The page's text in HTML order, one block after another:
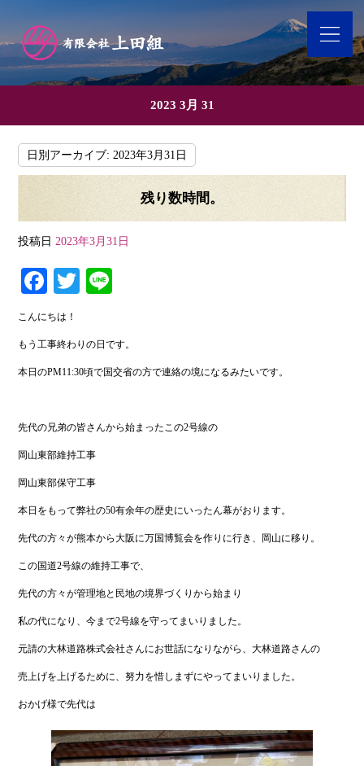
2023 3月 31
日別アーカイブ:2023年3月31日
残り数時間。
投稿日 2023年3月31日
Fa
ce
bo
ok
T
tte
r
こんにちは！
もう工事終わりの日です。
本日のPM11:30頃で国交省の方で連絡の境になるみたいです。
先代の兄弟の皆さんから始まったこの2号線の
岡山東部維持工事
岡山東部保守工事
本日をもって弊社の50有余年の歴史にいったん幕がおります。
先代の方々が熊本から大阪に万国博覧会を作りに行き、岡山に移り。
この国道2号線の維持工事で、
先代の方々が管理地と民地の境界づくりから始まり
私の代になり、今まで2号線を守ってまいりました。
元請の大林道路株式会社さんにお世話になりながら、大林道路さんの
売上げを上げるために、努力を惜しまずにやってまいりました。
おかげ様で先代は